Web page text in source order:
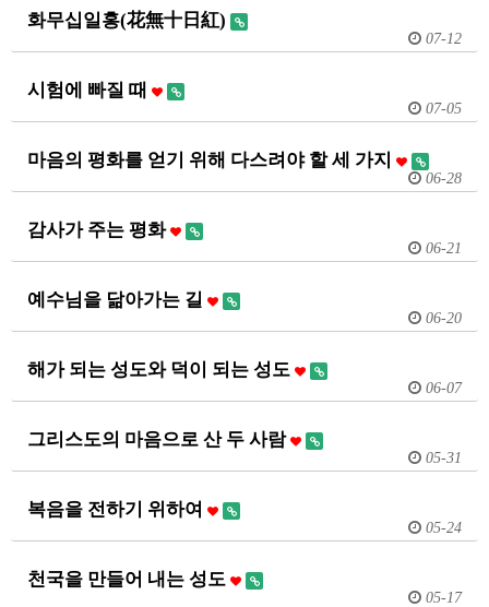
화무십일홍(花無十日紅)
07-12
시험에 빠질 때
07-05
마음의 평화를 얻기 위해 다스려야 할 세 가지
06-28
감사가 주는 평화
06-21
예수님을 닮아가는 길
06-20
해가 되는 성도와 덕이 되는 성도
06-07
그리스도의 마음으로 산 두 사람
05-31
복음을 전하기 위하여
05-24
천국을 만들어 내는 성도
05-17